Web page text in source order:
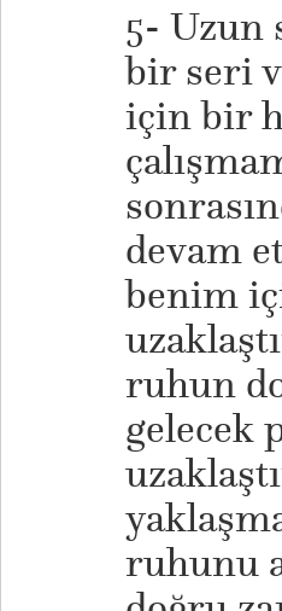
5- Uzun
bir seri
için bir
devam
benim
ruhun
gelecek
ruhunu